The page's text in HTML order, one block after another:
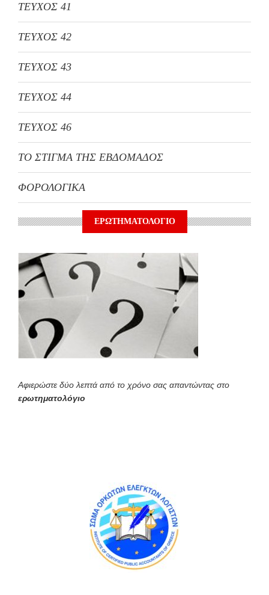
ΤΕΥΧΟΣ 41
ΤΕΥΧΟΣ 42
ΤΕΥΧΟΣ 43
ΤΕΥΧΟΣ 44
ΤΕΥΧΟΣ 46
ΤΟ ΣΤΙΓΜΑ ΤΗΣ ΕΒΔΟΜΑΔΟΣ
ΦΟΡΟΛΟΓΙΚΑ
ΕΡΩΤΗΜΑΤΟΛΟΓΙΟ
Αφιερώστε δύο λεπτά από το χρόνο σας απαντώντας στο
ερωτηματολόγιο